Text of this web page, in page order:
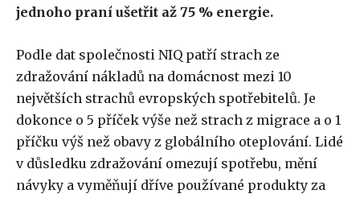
jednoho praní ušetřit až 75 % energie.
Podle dat společnosti NIQ patří strach ze
zdražování nákladů na domácnost mezi 10
největších strachů evropských spotřebitelů. Je
dokonce o 5 příček výše než strach z migrace a o 1
příčku výš než obavy z globálního oteplování. Lidé
v důsledku zdražování omezují spotřebu, mění
návyky a vyměňují dříve používané produkty za